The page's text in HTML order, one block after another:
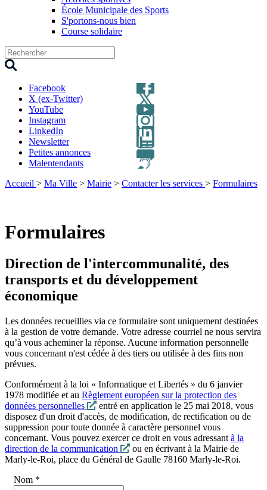
École Municipale des Sports
S'portons-nous bien
Course solidaire
Facebook
X (ex-Twitter)
YouTube
Instagram
LinkedIn
Newsletter
Petites annonces
Malentendants
Accueil > Ma Ville > Mairie > Contacter les services > Formulaires
Formulaires
Direction de l'intercommunalité, des
transports et du développement
économique
Les données recueillies via ce formulaire sont uniquement destinées
à la gestion de votre demande. Votre adresse courriel ne nous servira
qu’à vous acheminer la réponse. Aucune information personnelle
vous concernant n'est cédée à des tiers ou utilisée à des fins non
prévues.
Conformément à la loi « Informatique et Libertés » du 6 janvier
1978 modifiée et au Règlement européen sur la protection des
données personnelles
entré en application le 25 mai 2018, vous
disposez d'un droit d'accès, de modification, de rectification ou de
suppression pour toute donnée à caractère personnel vous
concernant. Vous pouvez exercer ce droit en vous adressant à la
direction de la communication
ou en écrivant à la Mairie de
Marly-le-Roi, place du Général de Gaulle 78160 Marly-le-Roi.
Nom *